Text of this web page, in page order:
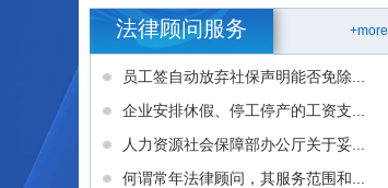
+more
法律顾问服务
员工签自动放弃社保声明能否免除...
企业安排休假、停工停产的工资支...
人力资源社会保障部办公厅关于妥...
何谓常年法律顾问，其服务范围和...